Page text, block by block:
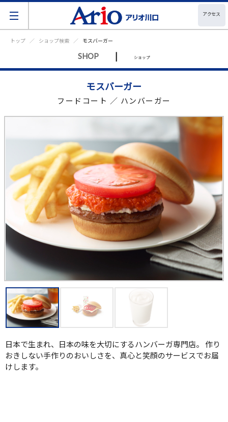
アクセス
トップ ショップ検索 モスバーガー
SHOP | ショップ
モスバーガー
フードコート ／ ハンバーガー
日本で生まれ、日本の味を大切にするハンバーガ専門店。 作り
おきしない手作りのおいしさを、真心と笑顔のサービスでお届
けします。